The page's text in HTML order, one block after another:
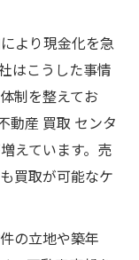
より現金化を急
はこうした事情
制を整えてお
動産 買取 センタ
えています。売
買取が可能なケ
の立地や築年